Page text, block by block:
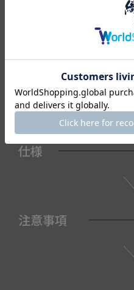
ご注文いただいたタイミン
切れた場合は、キャンセルさ
また織部下北沢店からの出
予めご了承くださいませ。
仕様
注意事項